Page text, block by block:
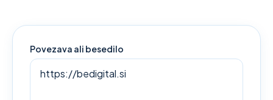
Povezava ali besedilo